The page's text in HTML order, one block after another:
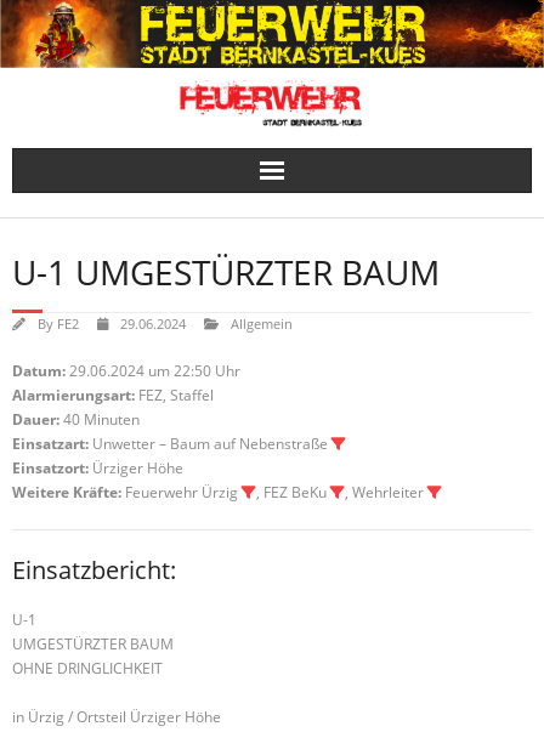
Skip
to
content
U-1 UMGESTÜRZTER BAUM
By FE2 29.06.2024 Allgemein
Datum:29.06.2024 um 22:50 Uhr
Alarmierungsart: FEZ, Staffel
Dauer:40 Minuten
Einsatzart: Unwetter – Baum auf Nebenstraße
Einsatzort: Ürziger Höhe
Weitere Kräfte: Feuerwehr Ürzig , FEZ BeKu , Wehrleiter
Einsatzbericht:
U-1
UMGESTÜRZTER BAUM
OHNE DRINGLICHKEIT
in Ürzig / Ortsteil Ürziger Höhe